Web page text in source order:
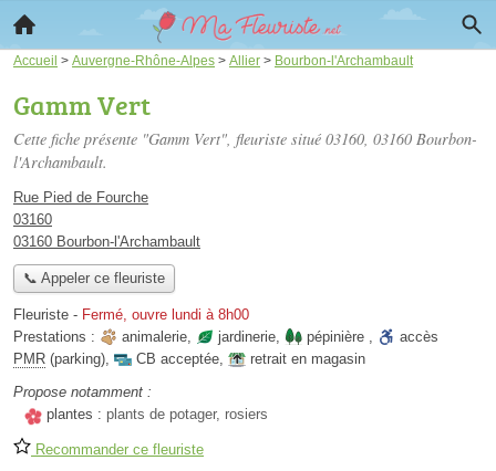
Accueil > Auvergne-Rhône-Alpes > Allier > Bourbon-l'Archambault
Gamm Vert
Cette fiche présente "Gamm Vert", fleuriste situé 03160, 03160 Bourbon-
l'Archambault.
Rue Pied de Fourche
03160
03160 Bourbon-l'Archambault
📞 Appeler ce fleuriste
Fleuriste - Fermé, ouvre lundi à 8h00
Prestations :
animalerie, jardinerie, pépinière ,
accès
PMR (parking), CB acceptée,
retrait en magasin
Propose notamment :
plantes : plants de potager, rosiers
Recommander ce fleuriste